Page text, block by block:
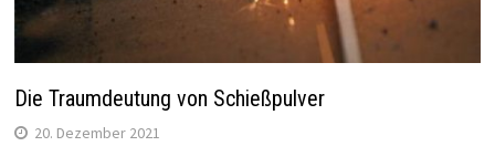
Die Traumdeutung von Schießpulver
20. Dezember 2021